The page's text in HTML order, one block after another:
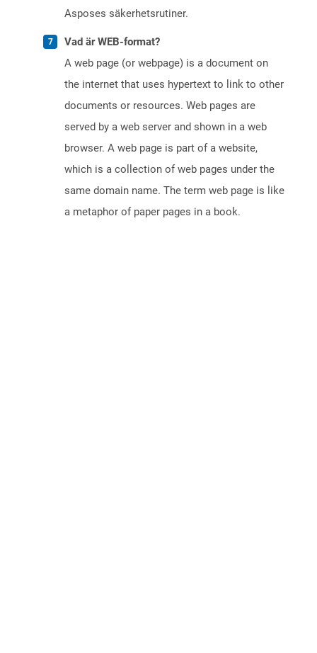
Asposes säkerhetsrutiner.
Vad är WEB-format?
A web page (or webpage) is a document on
the internet that uses hypertext to link to other
documents or resources. Web pages are
served by a web server and shown in a web
browser. A web page is part of a website,
which is a collection of web pages under the
same domain name. The term web page is like
a metaphor of paper pages in a book.